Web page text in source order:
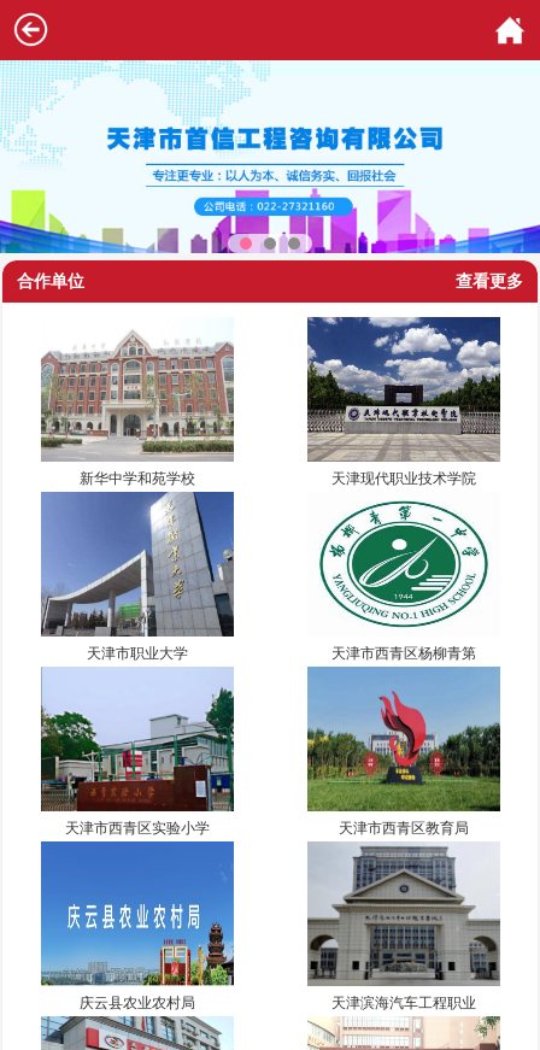
查看更多
合作单位
新华中学和苑学校 天津现代职业技术学院
天津市职业大学 天津市西青区杨柳青第
天津市西青区实验小学 天津市西青区教育局
庆云县农业农村局 天津滨海汽车工程职业